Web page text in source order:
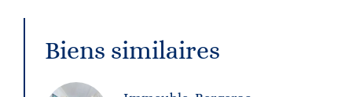
Biens similaires